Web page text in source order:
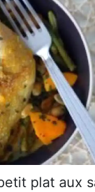
plat aux